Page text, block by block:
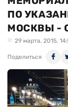
ПО
МОСКВЫ -
29 марта, 2015,
Поделиться